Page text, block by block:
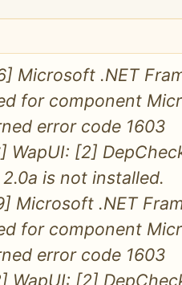
Microsoft .NET
for component
error code 1603
WapUI: [2]
is not installed.
Microsoft .NET
for component
error code 1603
WapUI: [2]